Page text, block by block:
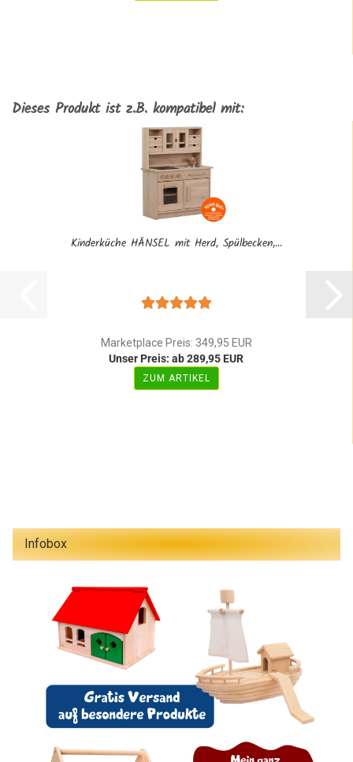
Dieses Produkt ist z.B. kompatibel mit:
Kinderküche HÄNSEL mit Herd, Spülbecken,...
Marketplace Preis: 349,95 EUR
Unser Preis: ab 289,95 EUR
ZUM ARTIKEL
Infobox